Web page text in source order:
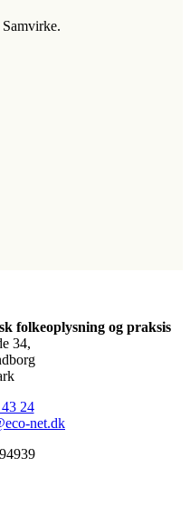
folkeoplysning og praksis
34,
24
net.dk